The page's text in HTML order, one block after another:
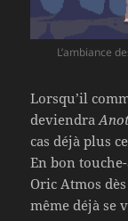
L’ambiance
Lorsqu’il
deviendra
cas déjà plus
En bon
Oric Atmos
même déjà se